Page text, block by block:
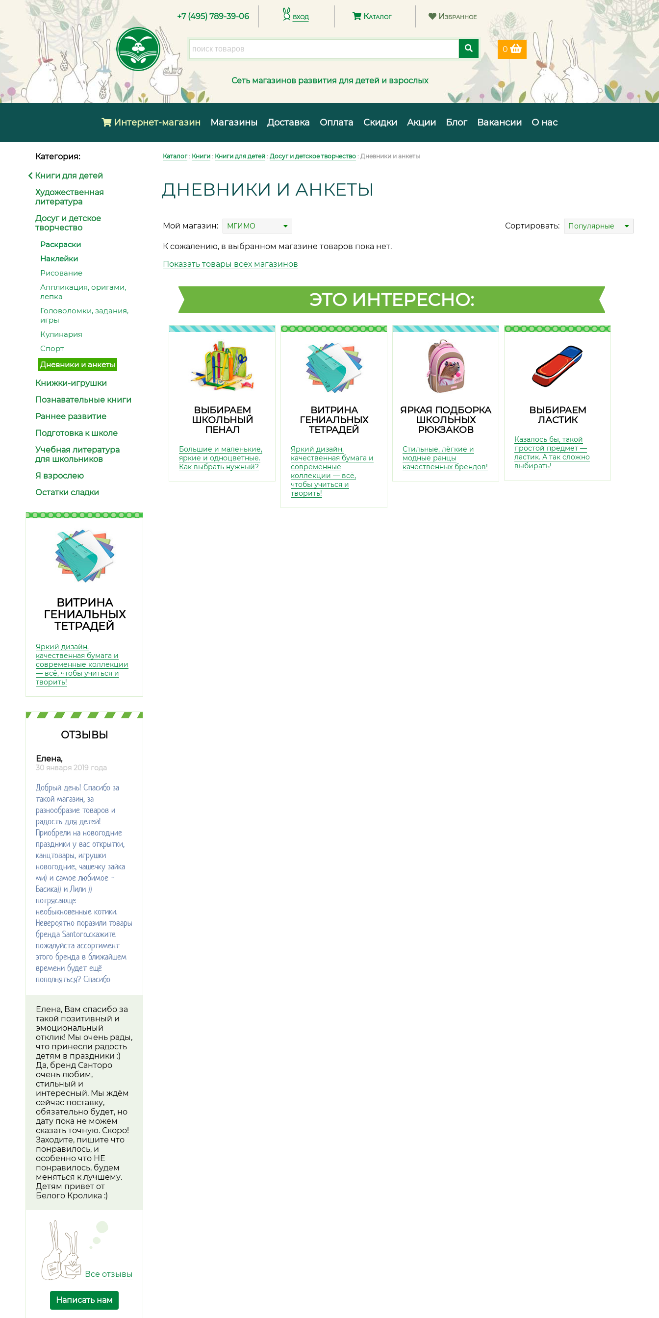
+7 (495) 789-39-06 вход Каталог Избранное
0
Сеть магазинов развития для детей и взрослых
Интернет-магазин Магазины Доставка Оплата Скидки Акции Блог Вакансии О нас
Категория:
Книги для детей
Художественная
литература
Досуг и детское
творчество
Раскраски
Наклейки
Рисование
Аппликация, оригами,
лепка
Головоломки, задания,
игры
Кулинария
Спорт
Дневники и анкеты
Книжки-игрушки
Познавательные книги
Раннее развитие
Подготовка к школе
Учебная литература
для школьников
Я взрослею
Остатки сладки
ВИТРИНА
ГЕНИАЛЬНЫХ
ТЕТРАДЕЙ
Яркий дизайн,
качественная бумага и
современные коллекции
— всё, чтобы учиться и
творить!
ОТЗЫВЫ
Елена,
30 января 2019 года
Добрый день! Спасибо за
такой магазин, за
разнообразие товаров и
радость для детей!
Приобрели на новогодние
праздники у вас открытки,
канцтовары, игрушки
новогодние, чашечку зайка
ми) и самое любимое -
Басика)) и Лили ))
потрясающе
необыкновенные котики.
Невероятно поразили товары
бренда Santoro..скажите
пожалуйста ассортимент
этого бренда в ближайшем
времени будет ещё
пополняться? Спасибо
Елена, Вам спасибо за
такой позитивный и
эмоциональный
отклик! Мы очень рады,
что принесли радость
детям в праздники :)
Да, бренд Санторо
очень любим,
стильный и
интересный. Мы ждём
сейчас поставку,
обязательно будет, но
дату пока не можем
сказать точную. Скоро!
Заходите, пишите что
понравилось, и
особенно что НЕ
понравилось, будем
меняться к лучшему.
Детям привет от
Белого Кролика :)
Все отзывы
Написать нам
Каталог: Книги : Книги для детей : Досуг и детское творчество : Дневники и анкеты
ДНЕВНИКИ И АНКЕТЫ
Мой магазин: МГИМО Сортировать: Популярные
К сожалению, в выбранном магазине товаров пока нет.
Показать товары всех магазинов
ЭТО ИНТЕРЕСНО:
ВЫБИРАЕМ
ШКОЛЬНЫЙ
ПЕНАЛ
Большие и маленькие,
яркие и одноцветные.
Как выбрать нужный?
ВИТРИНА
ГЕНИАЛЬНЫХ
ТЕТРАДЕЙ
Яркий дизайн,
качественная бумага и
современные
коллекции — всё,
чтобы учиться и
творить!
ЯРКАЯ ПОДБОРКА
ШКОЛЬНЫХ
РЮКЗАКОВ
Стильные, лёгкие и
модные ранцы
качественных брендов!
ВЫБИРАЕМ
ЛАСТИК
Казалось бы, такой
простой предмет —
ластик. А так сложно
выбирать!